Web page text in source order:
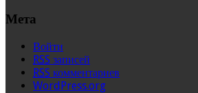
Мета
Войти
RSS записей
RSS комментариев
WordPress.org